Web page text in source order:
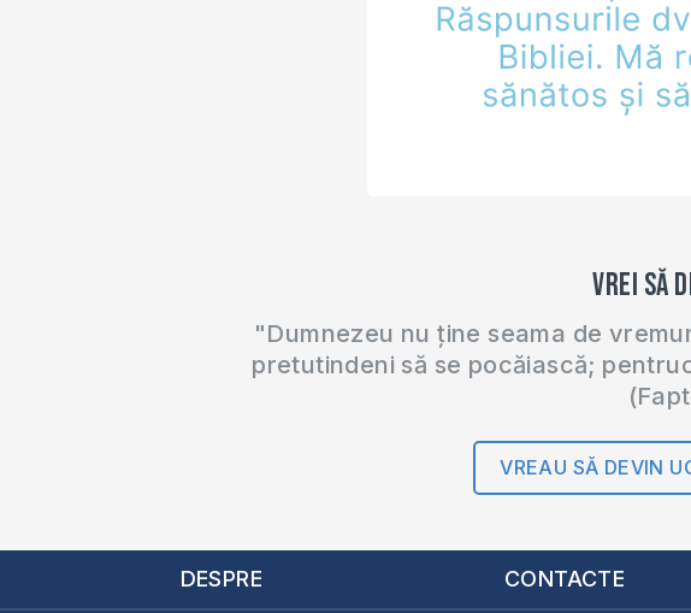
Vrei să
"Dumnezeu nu ține seama de
pretutindeni să se pocăiască;
VREAU SĂ DEVIN
DESPRE CONTACTE